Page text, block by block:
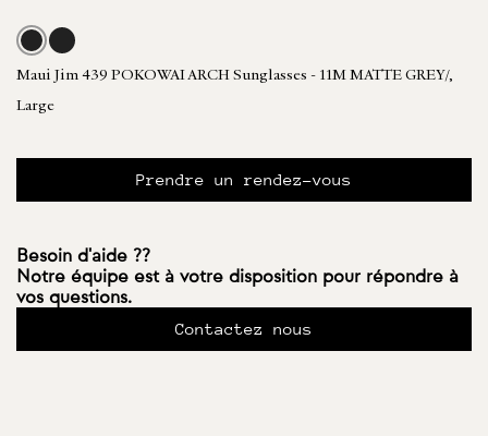
Maui Jim 439 POKOWAI ARCH Sunglasses - 11M MATTE GREY/,
Large
Prendre un rendez-vous
Besoin d'aide ??
Notre équipe est à votre disposition pour répondre à
vos questions.
Contactez nous